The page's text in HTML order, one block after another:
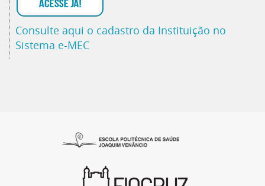
Consulte aqui o cadastro da Instituição no
Sistema e-MEC